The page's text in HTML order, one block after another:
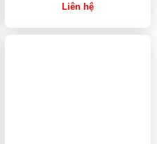
Liên hệ